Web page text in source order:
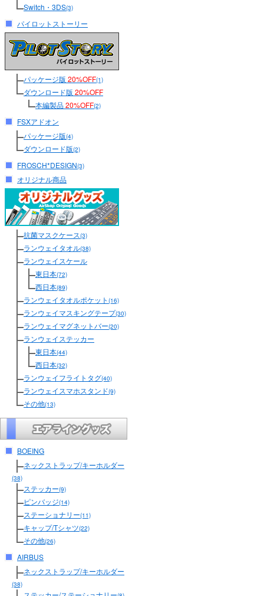
Switch・3DS(3)
パイロットストーリー
パッケージ版 20%OFF(1)
ダウンロード版 20%OFF
本編製品20%OFF(2)
FSXアドオン
パッケージ版(4)
ダウンロード版(2)
FROSCH*DESIGN(3)
オリジナル商品
抗菌マスクケース(3)
ランウェイタオル(38)
ランウェイスケール
東日本(72)
西日本(89)
ランウェイタオルポケット (16)
ランウェイマスキングテープ(30)
ランウェイマグネットバー(20)
ランウェイステッカー
東日本(44)
西日本(32)
ランウェイフライトタグ(40)
ランウェイスマホスタンド(9)
その他(13)
BOEING
ネックストラップ/キーホルダー
(38)
ステッカー(9)
ピンバッジ(14)
ステーショナリー(11)
キャップ/Tシャツ(22)
その他(26)
AIRBUS
ネックストラップ/キーホルダー
(38)